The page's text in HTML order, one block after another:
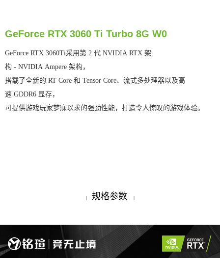
GeForce RTX 3060 Ti Turbo 8G W0
GeForce RTX 3060Ti采用第 2 代 NVIDIA RTX 架
构 - NVIDIA Ampere 架构，
搭载了全新的 RT Core 和 Tensor Core、流式多处理器以及高
速 GDDR6 显存，
可提供游戏玩家梦寐以求的强劲性能，打造令人惊叹的游戏体验。
| 规格参数 |